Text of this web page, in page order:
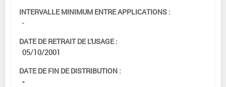
INTERVALLE MINIMUM ENTRE APPLICATIONS :
-
DATE DE RETRAIT DE L'USAGE :
05/10/2001
DATE DE FIN DE DISTRIBUTION :
-